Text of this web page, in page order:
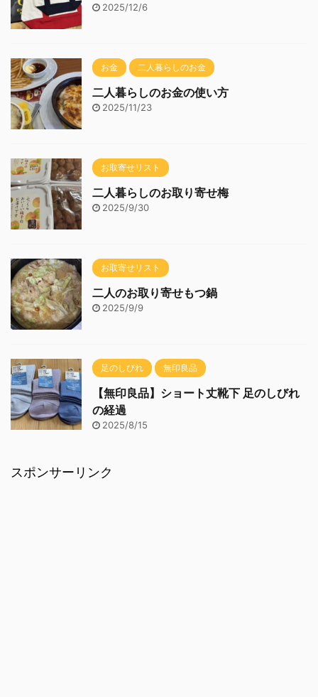
2025/12/6
お金 二人暮らしのお金
二人暮らしのお金の使い方
2025/11/23
お取寄せリスト
二人暮らしのお取り寄せ梅
2025/9/30
お取寄せリスト
二人のお取り寄せもつ鍋
2025/9/9
足のしびれ 無印良品
【無印良品】ショート丈靴下 足のしびれ
の経過
2025/8/15
スポンサーリンク